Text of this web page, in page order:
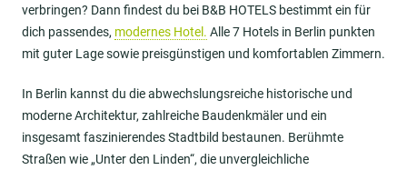
verbringen? Dann findest du bei B&B HOTELS bestimmt ein für
dich passendes, modernes Hotel. Alle 7 Hotels in Berlin punkten
mit guter Lage sowie preisgünstigen und komfortablen Zimmern.
In Berlin kannst du die abwechslungsreiche historische und
moderne Architektur, zahlreiche Baudenkmäler und ein
insgesamt faszinierendes Stadtbild bestaunen. Berühmte
Straßen wie „Unter den Linden“, die unvergleichliche